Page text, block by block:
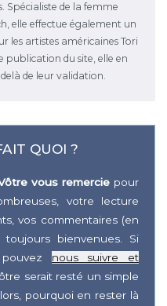
Spécialiste de la femme
elle effectue également un
les artistes américaines Tori
publication du site, elle en
de leur validation.
QUOI ?
vous remerciepour
votre lecture
vos commentaires (en
bienvenues. Si
nous suivre et
serait resté un simple
pourquoi en rester là